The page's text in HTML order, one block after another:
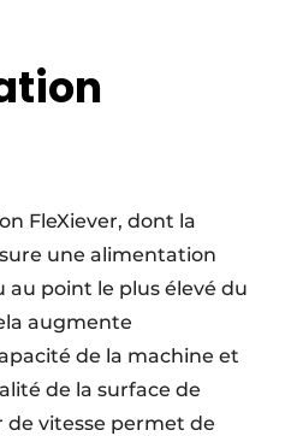
FleXiever, dont la
une alimentation
point le plus élevé du
augmente
de la machine et
de la surface de
vitesse permet de